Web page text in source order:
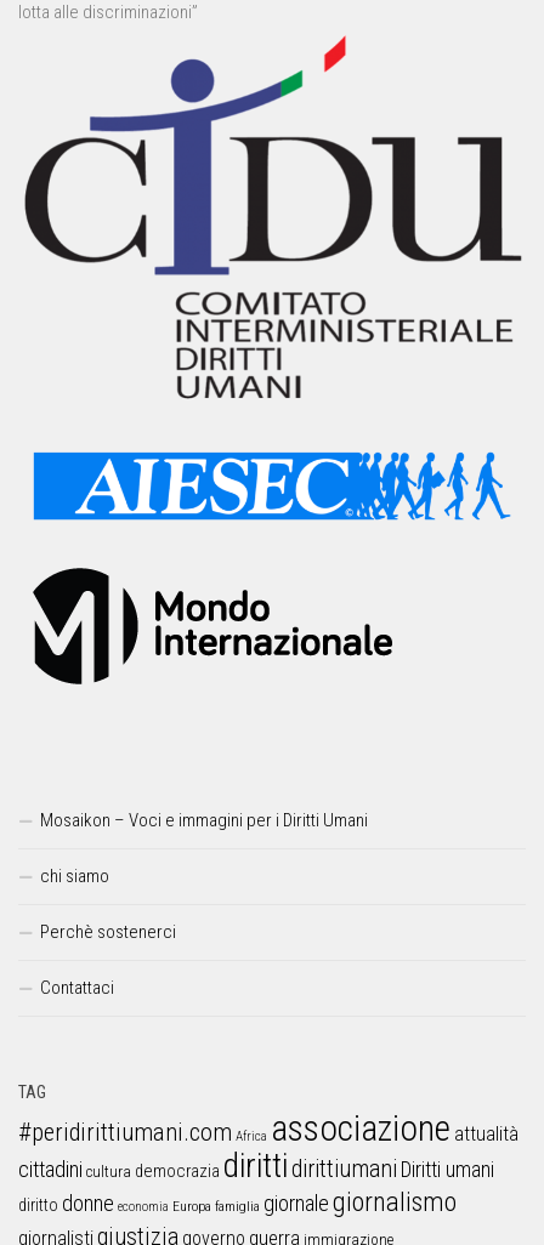
lotta alle discriminazioni”
Mosaikon – Voci e immagini per i Diritti Umani
chi siamo
Perchè sostenerci
Contattaci
TAG
#peridirittiumani.com Africa associazione attualità
cittadini cultura democrazia dirittidirittiumani Diritti umani
diritto donne economia Europa famiglia giornalegiornalismo
giornalistigiustizia governo guerra immigrazione